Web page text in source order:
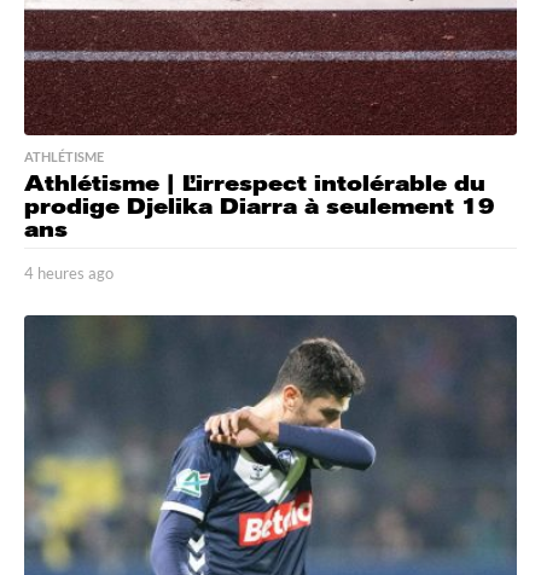
ATHLÉTISME
Athlétisme | L’irrespect intolérable du
prodige Djelika Diarra à seulement 19
ans
4 heures ago
e
g